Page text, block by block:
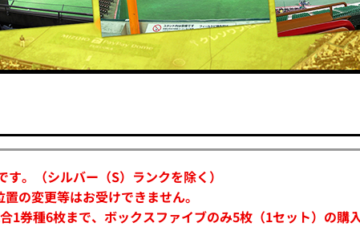
。（シルバー（S）ランクを除く）
の変更等はお受けできません。
1券種6枚まで、ボックスファイブのみ5枚（1セット）の購